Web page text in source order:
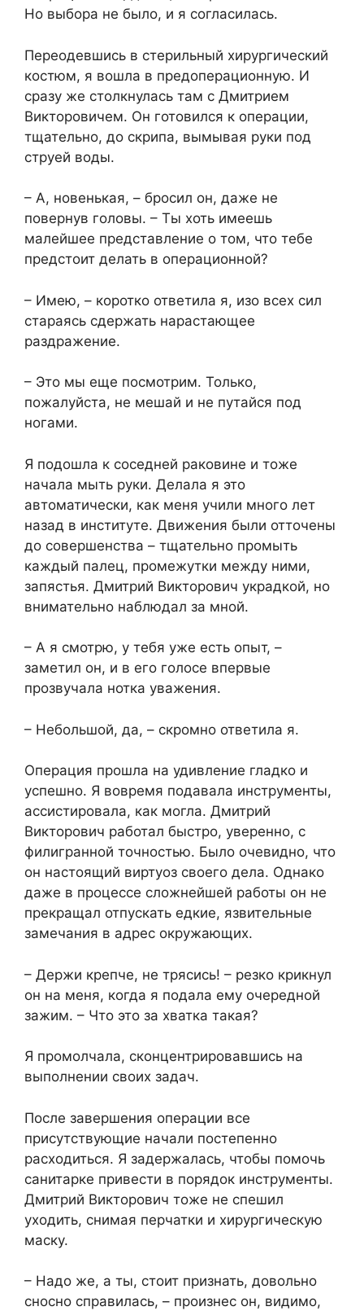
Но выбора не было, и я согласилась.
Переодевшись в стерильный хирургический
костюм, я вошла в предоперационную. И
сразу же столкнулась там с Дмитрием
Викторовичем. Он готовился к операции,
тщательно, до скрипа, вымывая руки под
струей воды.
– А, новенькая, – бросил он, даже не
повернув головы. – Ты хоть имеешь
малейшее представление о том, что тебе
предстоит делать в операционной?
– Имею, – коротко ответила я, изо всех сил
стараясь сдержать нарастающее
раздражение.
– Это мы еще посмотрим. Только,
пожалуйста, не мешай и не путайся под
ногами.
Я подошла к соседней раковине и тоже
начала мыть руки. Делала я это
автоматически, как меня учили много лет
назад в институте. Движения были отточены
до совершенства – тщательно промыть
каждый палец, промежутки между ними,
запястья. Дмитрий Викторович украдкой, но
внимательно наблюдал за мной.
– А я смотрю, у тебя уже есть опыт, –
заметил он, и в его голосе впервые
прозвучала нотка уважения.
– Небольшой, да, – скромно ответила я.
Операция прошла на удивление гладко и
успешно. Я вовремя подавала инструменты,
ассистировала, как могла. Дмитрий
Викторович работал быстро, уверенно, с
филигранной точностью. Было очевидно, что
он настоящий виртуоз своего дела. Однако
даже в процессе сложнейшей работы он не
прекращал отпускать едкие, язвительные
замечания в адрес окружающих.
– Держи крепче, не трясись! – резко крикнул
он на меня, когда я подала ему очередной
зажим. – Что это за хватка такая?
Я промолчала, сконцентрировавшись на
выполнении своих задач.
После завершения операции все
присутствующие начали постепенно
расходиться. Я задержалась, чтобы помочь
санитарке привести в порядок инструменты.
Дмитрий Викторович тоже не спешил
уходить, снимая перчатки и хирургическую
маску.
– Надо же, а ты, стоит признать, довольно
сносно справилась, – произнес он, видимо,